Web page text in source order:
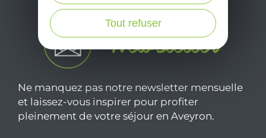
Ne manquez pas notre newsletter mensuelle
et laissez-vous inspirer pour profiter
pleinement de votre séjour en Aveyron.
Tout refuser